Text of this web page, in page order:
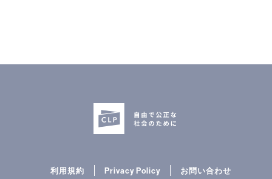
利用規約 Privacy Policy お問い合わせ